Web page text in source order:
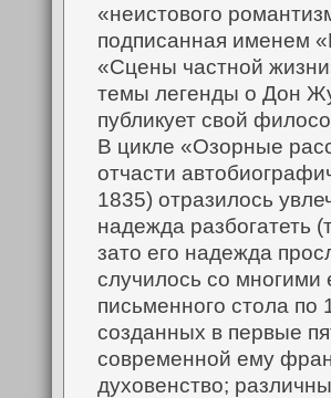
«неистового
подписанная именем
«Сцены частной
темы легенды о Дон
публикует свой
В цикле «Озорные
отчасти
1835) отразилось
надежда разбогатеть
зато его надежда
случилось со
письменного стола по
созданных в первые
современной ему
духовенство;